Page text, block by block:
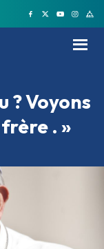
? Voyons
. »